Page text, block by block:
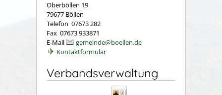
Oberböllen 19
79677 Böllen
Telefon 07673 282
Fax 07673 933871
E-Mail
gemeinde@boellen.de
Kontaktformular
Verbandsverwaltung